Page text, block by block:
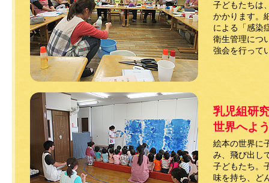
子どもたちは
かかります。
による「感染
衛生管理につ
強会を行って
乳児組研
世界へよ
絵本の世界に
み、飛び出し
子どもたち。
味を持ち、ど